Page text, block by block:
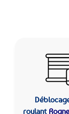
roulant